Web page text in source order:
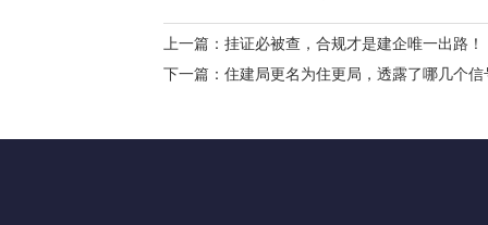
上一篇： 挂证必被查，合规才是建企唯一出路！
下一篇： 住建局更名为住更局，透露了哪几个信